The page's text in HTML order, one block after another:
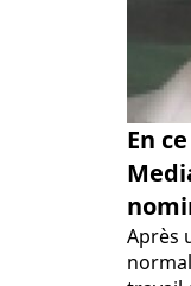
En
Après